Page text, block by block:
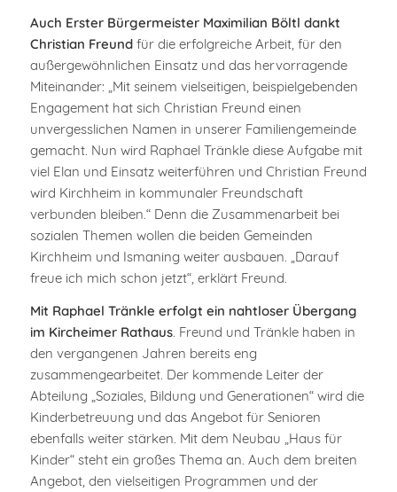
Auch Erster Bürgermeister Maximilian Böltl dankt
Christian Freundfür die erfolgreiche Arbeit, für den
außergewöhnlichen Einsatz und das hervorragende
Miteinander: „Mit seinem vielseitigen, beispielgebenden
Engagement hat sich Christian Freund einen
unvergesslichen Namen in unserer Familiengemeinde
gemacht. Nun wird Raphael Tränkle diese Aufgabe mit
viel Elan und Einsatz weiterführen und Christian Freund
wird Kirchheim in kommunaler Freundschaft
verbunden bleiben.“ Denn die Zusammenarbeit bei
sozialen Themen wollen die beiden Gemeinden
Kirchheim und Ismaning weiter ausbauen. „Darauf
freue ich mich schon jetzt“, erklärt Freund.
Mit Raphael Tränkle erfolgt ein nahtloser Übergang
im Kircheimer Rathaus. Freund und Tränkle haben in
den vergangenen Jahren bereits eng
zusammengearbeitet. Der kommende Leiter der
Abteilung „Soziales, Bildung und Generationen“ wird die
Kinderbetreuung und das Angebot für Senioren
ebenfalls weiter stärken. Mit dem Neubau „Haus für
Kinder“ steht ein großes Thema an. Auch dem breiten
Angebot, den vielseitigen Programmen und der